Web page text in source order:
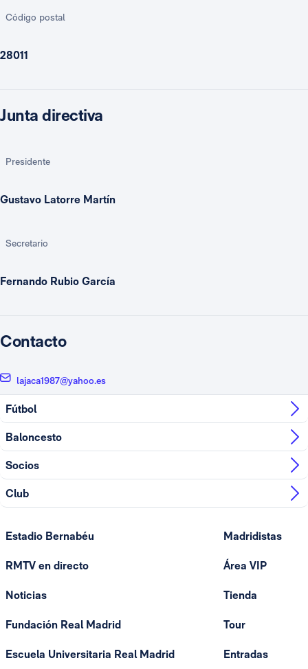
Código postal
28011
Junta directiva
Presidente
Gustavo Latorre Martín
Secretario
Fernando Rubio García
Contacto
lajaca1987@yahoo.es
Fútbol
Baloncesto
Socios
Club
Estadio Bernabéu
RMTV en directo
Noticias
Fundación Real Madrid
Escuela Universitaria Real Madrid
Madridistas
Área VIP
Tienda
Tour
Entradas